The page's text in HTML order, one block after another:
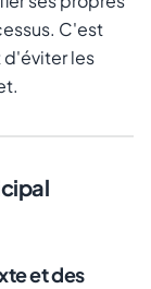
C'est
d'éviter les
et des